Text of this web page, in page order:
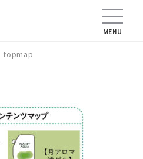
topmap
MENU